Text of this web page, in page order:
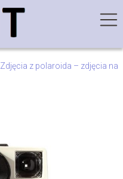
Zdjęcia z polaroida – zdjęcia na